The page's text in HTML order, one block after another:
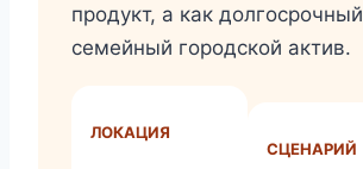
продукт, а как долгосрочный
семейный городской актив.
ЛОКАЦИЯ
СЦЕНАРИЙ